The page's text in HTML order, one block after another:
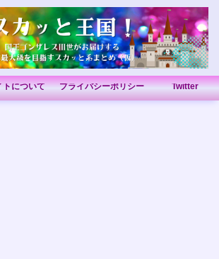
トについて プライバシーポリシー Twitter